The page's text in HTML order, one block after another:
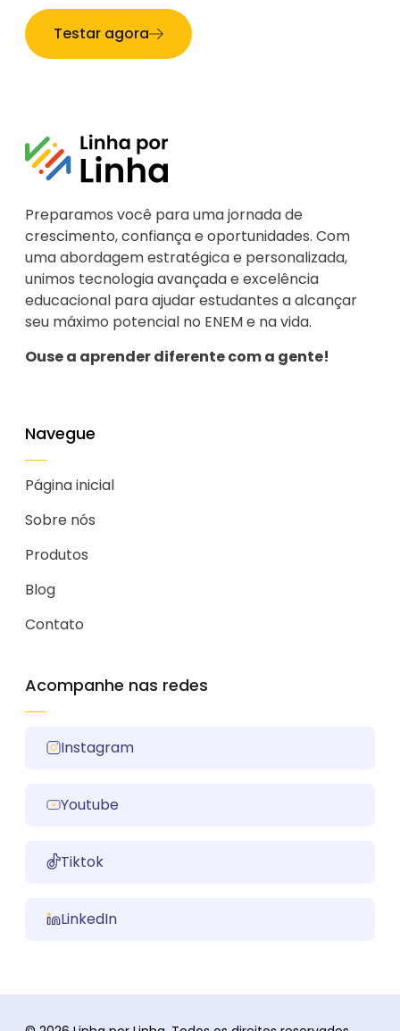
Testar agora
Preparamos você para uma jornada de
crescimento, confiança e oportunidades. Com
uma abordagem estratégica e personalizada,
unimos tecnologia avançada e excelência
educacional para ajudar estudantes a alcançar
seu máximo potencial no ENEM e na vida.
Ouse a aprender diferente com a gente!
Navegue
Página inicial
Sobre nós
Produtos
Blog
Contato
Acompanhe nas redes
Instagram
Youtube
Tiktok
LinkedIn